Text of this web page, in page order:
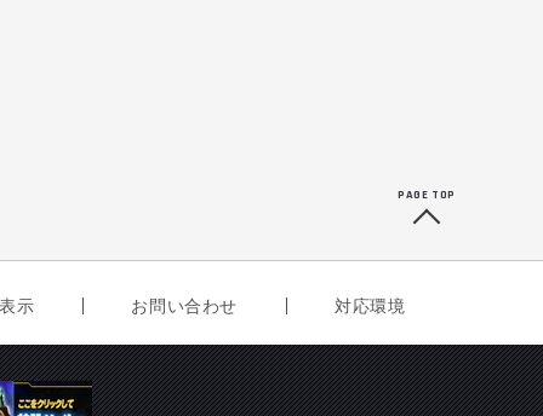
PAGE TOP
示 お問い合わせ 対応環境